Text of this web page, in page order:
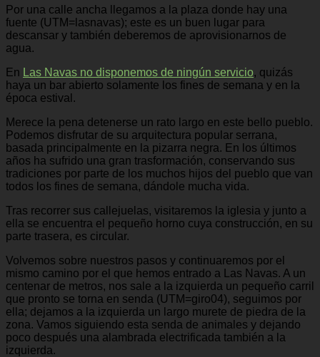
Por una calle ancha llegamos a la plaza donde hay una
fuente (UTM=lasnavas); este es un buen lugar para
descansar y también deberemos de aprovisionarnos de
agua.
En Las Navas no disponemos de ningún servicio, quizás
haya un bar abierto solamente los fines de semana y en la
época estival.
Merece la pena detenerse un rato largo en este bello pueblo.
Podemos disfrutar de su arquitectura popular serrana,
basada principalmente en la pizarra negra. En los últimos
años ha sufrido una gran trasformación, conservando sus
tradiciones por parte de los muchos hijos del pueblo que van
todos los fines de semana, dándole mucha vida.
Tras recorrer sus callejuelas, visitaremos la iglesia y junto a
ella se encuentra el pequeño horno cuya construcción, en su
parte trasera, es circular.
Volvemos sobre nuestros pasos y continuaremos por el
mismo camino por el que hemos entrado a Las Navas. A un
centenar de metros, nos sale a la izquierda un pequeño carril
que pronto se torna en senda (UTM=giro04), seguimos por
ella; dejamos a la izquierda un largo murete de piedra de la
zona. Vamos siguiendo esta senda de animales y dejando
poco después una alambrada electrificada también a la
izquierda.